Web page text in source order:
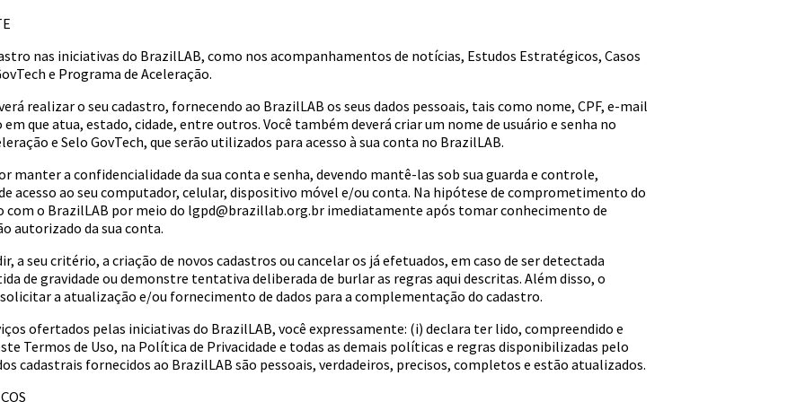
nas iniciativas do BrazilLAB, como nos acompanhamentos de notícias, Estudos Estratégicos, Casos
e Programa de Aceleração.
realizar o seu cadastro, fornecendo ao BrazilLAB os seus dados pessoais, tais como nome, CPF, e-mail
que atua, estado, cidade, entre outros. Você também deverá criar um nome de usuário e senha no
e Selo GovTech, que serão utilizados para acesso à sua conta no BrazilLAB.
manter a confidencialidade da sua conta e senha, devendo mantê-las sob sua guarda e controle,
acesso ao seu computador, celular, dispositivo móvel e/ou conta. Na hipótese de comprometimento do
o BrazilLAB por meio do lgpd@brazillab.org.br imediatamente após tomar conhecimento de
autorizado da sua conta.
a seu critério, a criação de novos cadastros ou cancelar os já efetuados, em caso de ser detectada
de gravidade ou demonstre tentativa deliberada de burlar as regras aqui descritas. Além disso, o
a atualização e/ou fornecimento de dados para a complementação do cadastro.
ofertados pelas iniciativas do BrazilLAB, você expressamente: (i) declara ter lido, compreendido e
Termos de Uso, na Política de Privacidade e todas as demais políticas e regras disponibilizadas pelo
cadastrais fornecidos ao BrazilLAB são pessoais, verdadeiros, precisos, completos e estão atualizados.